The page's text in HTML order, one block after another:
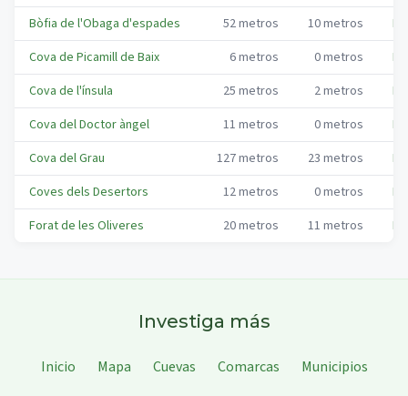
Bòfia de l'Obaga d'espades
52metros 10metros
Cova de Picamill de Baix
6metros 0metros
Cova de l'ínsula
25 metros 2metros
Cova del Doctor àngel
11 metros 0metros
Cova del Grau
127metros 23 metros
Coves dels Desertors
12metros 0metros
Forat de les Oliveres
20metros 11 metros
Investiga más
Inicio Mapa Cuevas Comarcas
Municipios